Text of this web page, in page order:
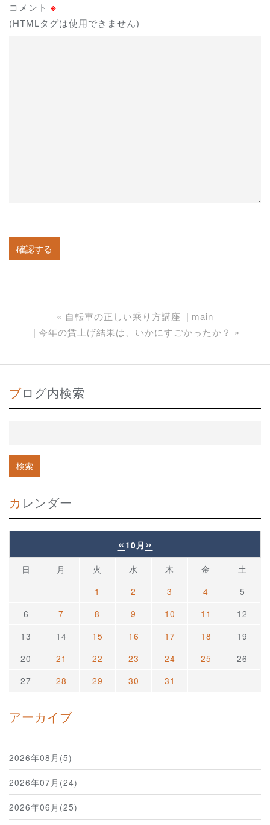
コメント ※
(HTMLタグは使用できません)
« 自転車の正しい乘り方講座
main
今年の賃上げ結果は、いかにすごかったか？ »
ブログ内検索
カレンダー
« 10月 »
日 月 火 水 木 金
土
1
2 3 4
5
6
7 8 9 10 11
12
13
14 15 16 17 18
19
20
21 22 23 24 25
26
27
28 29 30 31
アーカイブ
2026年08月(5)
2026年07月(24)
2026年06月(25)